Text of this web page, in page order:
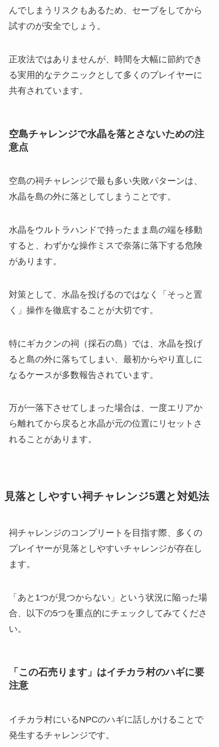
んでしまうリスクもあるため、セーブをしてから
試すのが安全でしょう。
正攻法ではありませんが、時間を大幅に節約でき
る実用的なテクニックとして多くのプレイヤーに
共有されています。
空島チャレンジで水晶を落とさないための注
意点
空島の祠チャレンジで最も多い失敗パターンは、
水晶を島の外に落としてしまうことです。
水晶をウルトラハンドで持ったまま島の端を移動
すると、わずかな操作ミスで奈落に落下する危険
があります。
対策として、水晶を投げるのではなく「そっと置
く」操作を徹底することが大切です。
特にギカクンの祠（採石の島）では、水晶を投げ
ると島の外に落ちてしまい、最初からやり直しに
なるケースが多数報告されています。
万が一落下させてしまった場合は、一度エリアか
ら離れてから戻ると水晶が元の位置にリセットさ
れることがあります。
見落としやすい祠チャレンジ5選と対処法
祠チャレンジのコンプリートを目指す際、多くの
プレイヤーが見落としやすいチャレンジが存在し
ます。
「あと1つが見つからない」という状況に陥った場
合、以下の5つを重点的にチェックしてみてくださ
い。
「この石売ります」はイチカラ村のハギに要
注意
イチカラ村にいるNPCのハギに話しかけることで
発生するチャレンジです。